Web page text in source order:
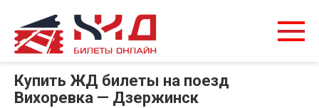
Купить ЖД билеты на поезд
Вихоревка — Дзержинск